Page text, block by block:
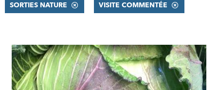
SORTIES NATURE VISITE COMMENTÉE
RÉSULTATS